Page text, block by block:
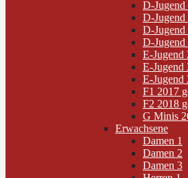
D-
D-
D-Jugend
D-
E-Jugend
E-Jugend
E-Jugend
F1 2017
F2 2018
G Minis
Erwachsene
Damen 1
Damen 2
Damen 3